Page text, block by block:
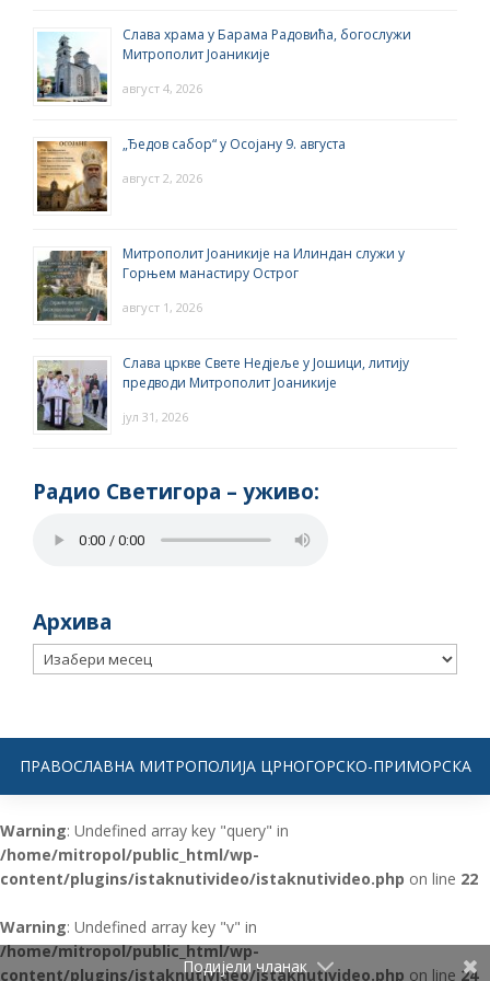
Слава храма у Барама Радовића, богослужи
Митрополит Јоаникије
август 4, 2026
„Ђедов сабор“ у Осојану 9. августа
август 2, 2026
Митрополит Јоаникије на Илиндан служи у
Горњем манастиру Острог
август 1, 2026
Слава цркве Свете Недјеље у Јошици, литију
предводи Митрополит Јоаникије
јул 31, 2026
Радио Светигора – yживо:
Архива
Архива
ПРАВОСЛАВНА МИТРОПОЛИЈА ЦРНОГОРСКО-ПРИМОРСКА
Warning: Undefined array key "query" in
/home/mitropol/public_html/wp-
content/plugins/istaknutivideo/istaknutivideo.php on line 22
Warning: Undefined array key "v" in
/home/mitropol/public_html/wp-
content/plugins/istaknutivideo/istaknutivideo.php on line 24
Подијели чланак